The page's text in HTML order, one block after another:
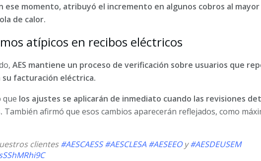
ese momento, atribuyó el incremento en algunos cobros al
de calor.
atípicos en recibos eléctricos
AES mantiene un proceso de verificación sobre usuarios que
su facturación eléctrica.
que los ajustes se aplicarán de inmediato cuando las revisiones
También afirmó que esos cambios aparecerán reflejados, como
clientes#AESCAESS #AESCLESA #AESEEOy#AESDEUSEM